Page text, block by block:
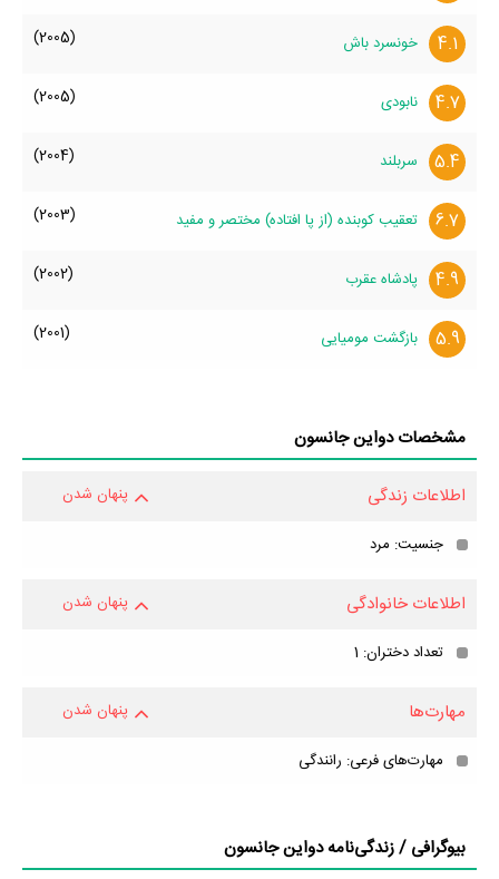
4.1 خونسرد باش (2005)
4.7 نابودی (2005)
5.4 سربلند (2004)
6.7 تعقیب کوبنده (از پا افتاده) مختصر و مفید (2003)
4.9 پادشاه عقرب (2002)
5.9 بازگشت مومیایی (2001)
مشخصات دواین جانسون
اطلاعات زندگی پنهان شدن
جنسیت: مرد
اطلاعات خانوادگی پنهان شدن
تعداد دختران: 1
مهارت‌ها پنهان شدن
مهارت‌های فرعی: رانندگی
بیوگرافی / زندگی‌نامه دواین جانسون